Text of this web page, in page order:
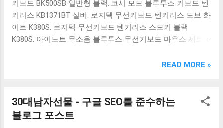
키보드 BK500SB 일반형 블랙. 코시 모모 블루투스 키보드 텐
키리스 KB1371BT 실버. 로지텍 무선키보드 텐키리스 도브 화
이트 K380S. 로지텍 무선키보드 텐키리스 스모키 블랙
K380S. 아이노트 무소음 블루투스 무선키보드 마우스 세트
OABTKBDA 퓨어 화이트. 코시 베이직 블루투스 키보드
랙. 큐센 멤브레인 무선 키보드 블랙 K1000 일반형 블루투스
키보드 구매를 고려하실 때, 추가 할인 혜택을 놓치지 마세요.
다양한 할인 혜택과 빠른배송 혜택을 놓치지 않도록 먼저 확
READ MORE »
30대남자선물 - 구글 SEO를 준수하는
블로그 포스트